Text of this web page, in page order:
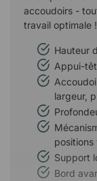
accoudoirs -
travail optimale !
Hauteur
Appui-
largeur,
positions
Support
Bord